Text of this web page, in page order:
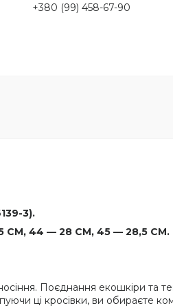
+380 (99) 458-67-90
3).
СМ, 44 — 28 СМ, 45 — 28,5 СМ.
Поєднання екошкіри та
ці кросівки, ви обираєте